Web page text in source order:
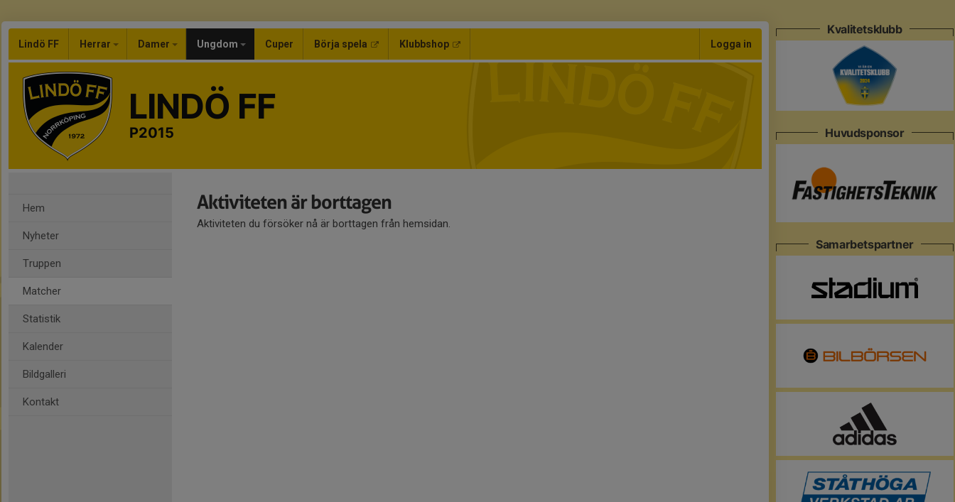
Lindö FF Herrar Damer Ungdom Cuper Börja spela Klubbshop Logga in
LINDÖ FF
P2015
Hem
Nyheter
Truppen
Matcher
Statistik
Kalender
Bildgalleri
Kontakt
Aktiviteten är borttagen
Aktiviteten du försöker nå är borttagen från hemsidan.
Kvalitetsklubb
Huvudsponsor
Samarbetspartner